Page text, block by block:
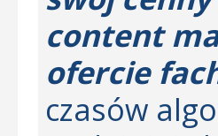
content
ofercie
czasów